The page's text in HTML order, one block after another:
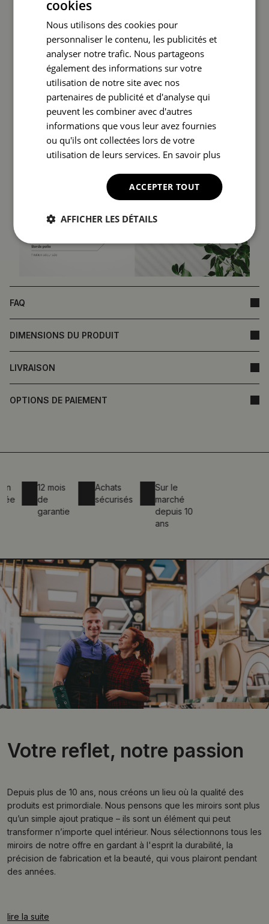
Miroir fabriqué en Pologne
• Garantie du fabricant
• Délai d'exécution rapide
Le dos du miroir (film protecteur) peut différer en couleur
de celui présenté dans l'offre.
qualité du produit et ne constitue pas un motif de
réclamation.
FAQ
DIMENSIONS DU PRODUIT
LIVRAISON
OPTIONS DE PAIEMENT
12 mois
garantie
Achats
sécurisés
Sur le
marché
depuis 10
Votre reflet, notre passion
Depuis plus de 10 ans, nous créons un lieu où la qualité des
produits est primordiale. Nous pensons que les miroirs sont plus
qu’un simple ajout pratique – ils sont un élément qui peut
transformer n’importe quel intérieur. Nous sélectionnons tous les
miroirs de notre offre en gardant à l'esprit la durabilité, la
précision de fabrication et la beauté, qui vous plairont pendant
des années.
lire la suite
cookies
Nous utilisons des cookies pour
personnaliser le contenu, les publicités et
analyser notre trafic. Nous partageons
également des informations sur votre
utilisation de notre site avec nos
partenaires de publicité et d'analyse qui
peuvent les combiner avec d'autres
informations que vous leur avez fournies
ou qu'ils ont collectées lors de votre
utilisation de leurs services. En savoir plus
ACCEPTER TOUT
AFFICHER LES DÉTAILS